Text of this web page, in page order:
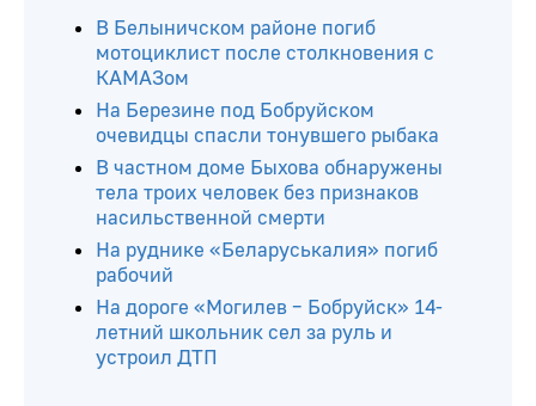
В Белыничском районе погиб
мотоциклист после столкновения с
КАМАЗом
На Березине под Бобруйском
очевидцы спасли тонувшего рыбака
В частном доме Быхова обнаружены
тела троих человек без признаков
насильственной смерти
На руднике «Беларуськалия» погиб
рабочий
На дороге «Могилев – Бобруйск» 14-
летний школьник сел за руль и
устроил ДТП